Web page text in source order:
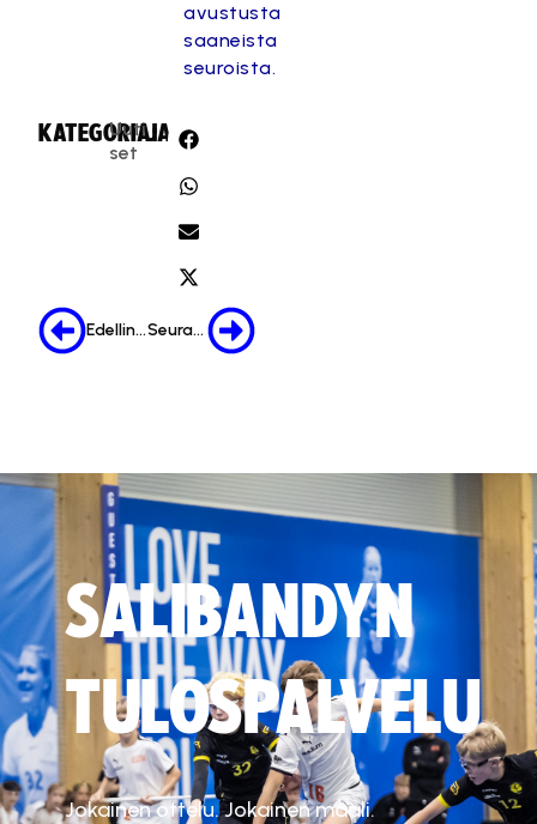
avustusta
saaneista
seuroista.
KATEGORIA:
Uuti
set
JAA:
Edellinen Seuraava
SALIBANDYN
TULOSPALVELU
Jokainen ottelu. Jokainen maali.